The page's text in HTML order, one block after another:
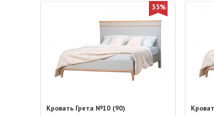
35%
Кровать Грета №10 (90)